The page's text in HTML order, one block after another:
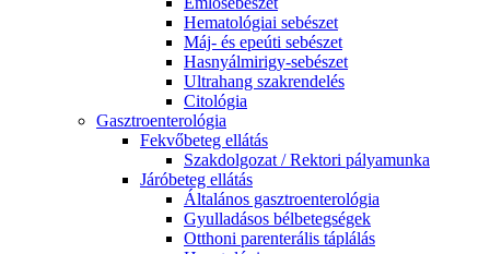
Hematológiai sebészet
Máj- és epeúti sebészet
Hasnyálmirigy-sebészet
Ultrahang szakrendelés
Citológia
Gasztroenterológia
Fekvőbeteg ellátás
Szakdolgozat / Rektori pályamunka
Járóbeteg ellátás
Általános gasztroenterológia
Gyulladásos bélbetegségek
Otthoni parenterális táplálás